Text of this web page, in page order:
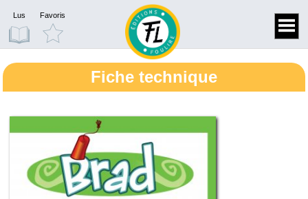
Lus Favoris
Fiche technique